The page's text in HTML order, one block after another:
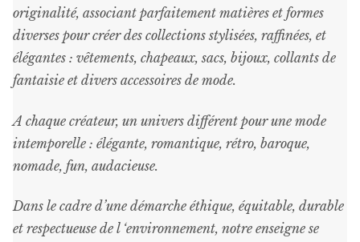
originalité, associant parfaitement matières et formes
diverses pour créer des collections stylisées, raffinées, et
élégantes : vêtements, chapeaux, sacs, bijoux, collants de
fantaisie et divers accessoires de mode.
A chaque créateur, un univers différent pour une mode
intemporelle : élégante, romantique, rétro, baroque,
nomade, fun, audacieuse.
Dans le cadre d’une démarche éthique, équitable, durable
et respectueuse de l ‘environnement, notre enseigne se